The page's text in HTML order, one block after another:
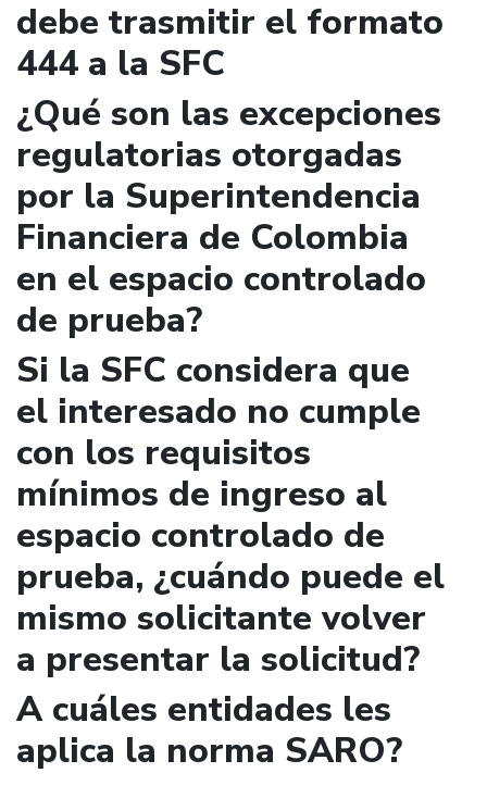
debe trasmitir el formato
444 a la SFC
¿Qué son las excepciones
regulatorias otorgadas
por la Superintendencia
Financiera de Colombia
en el espacio controlado
de prueba?
Si la SFC considera que
el interesado no cumple
con los requisitos
mínimos de ingreso al
espacio controlado de
prueba, ¿cuándo puede el
mismo solicitante volver
a presentar la solicitud?
A cuáles entidades les
aplica la norma SARO?